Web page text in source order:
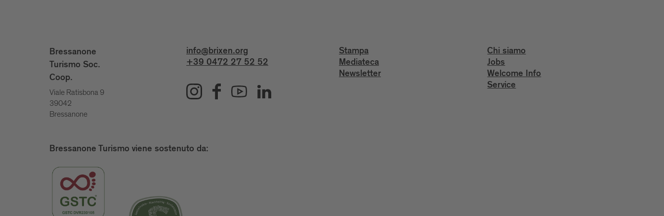
Bressanone
Turismo Soc.
Coop.
Viale Ratisbona 9
39042
Bressanone
info@brixen.org
+39 0472 27 52 52
Stampa
Mediateca
Newsletter
Chi siamo
Jobs
Welcome Info
Service
Bressanone Turismo viene sostenuto da: